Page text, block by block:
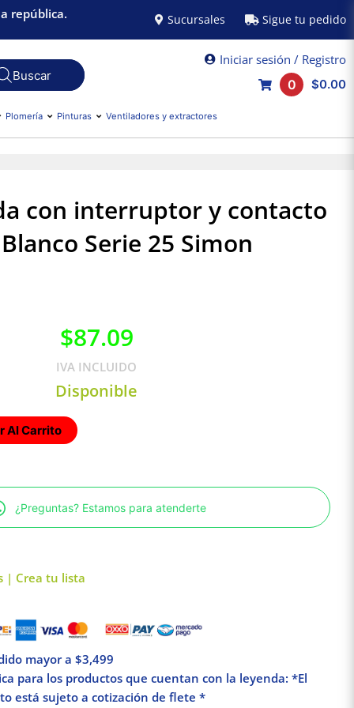
república. Sucursales Sigue tu pedido
Iniciar sesión / Registro
0
$0.00
Plomería Pinturas Ventiladores y extractores
con interruptor y contacto
Serie 25 Simon
$87.09
IVA INCLUIDO
Disponible
Al Carrito
¿Preguntas? Estamos para atenderte
| Crea tu lista
mayor a $3,499
para los productos que cuentan con la leyenda: *El
está sujeto a cotización de flete *